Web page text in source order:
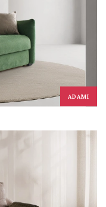
ADAMI